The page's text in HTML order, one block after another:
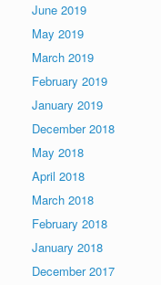
June 2019
May 2019
March 2019
February 2019
January 2019
December 2018
May 2018
April 2018
March 2018
February 2018
January 2018
December 2017